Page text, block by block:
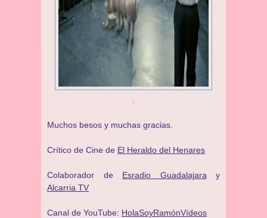
Muchos besos y muchas gracias.
Crítico de Cine de El Heraldo del Henares
Colaborador de Esradio Guadalajara y
Alcarria TV
Canal de YouTube: HolaSoyRamónVídeos